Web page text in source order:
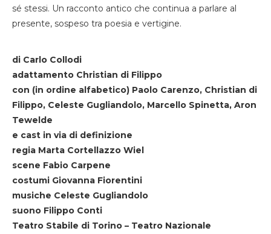
sé stessi. Un racconto antico che continua a parlare al
presente, sospeso tra poesia e vertigine.
di Carlo Collodi
adattamento Christian di Filippo
con (in ordine alfabetico) Paolo Carenzo, Christian di
Filippo, Celeste Gugliandolo, Marcello Spinetta, Aron
Tewelde
e cast in via di definizione
regia Marta Cortellazzo Wiel
scene Fabio Carpene
costumi Giovanna Fiorentini
musiche Celeste Gugliandolo
suono Filippo Conti
Teatro Stabile di Torino – Teatro Nazionale